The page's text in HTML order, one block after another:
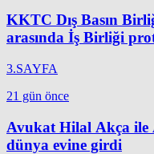
KKTC Dış Basın
arasında İş Birliği
3.SAYFA
21 gün önce
Avukat Hilal Akça
dünya evine girdi